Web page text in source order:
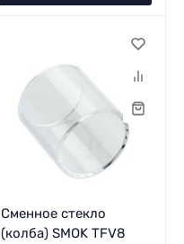
Сменное стекло
(колба) SMOK TFV8